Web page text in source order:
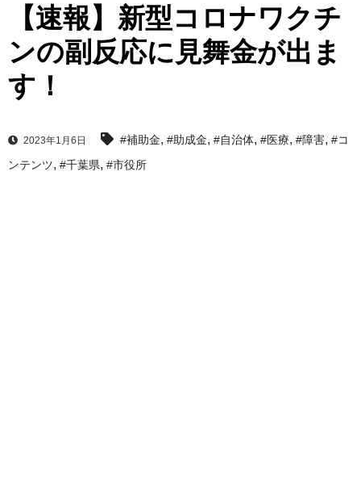
【速報】新型コロナワクチ
ンの副反応に見舞金が出ま
す！
2023年1月6日 #補助金, #助成金, #自治体, #医療, #障害, #コ
ンテンツ, #千葉県, #市役所